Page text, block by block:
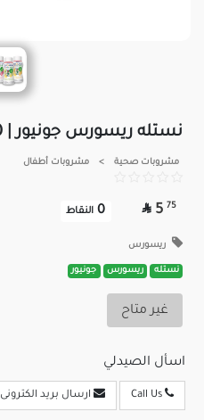
نستله ريسورس جونيور | 200 مل
مشروبات صحية > مشروبات أطفال
75
5

0 النقاط
ريسورس
نستله ريسورس جونيور
غير متاح
اسأل الصيدلي
ارسال بريد الكترونى